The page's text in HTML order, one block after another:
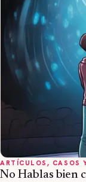
ARTÍCULOS, CASOS
No Hablas bien